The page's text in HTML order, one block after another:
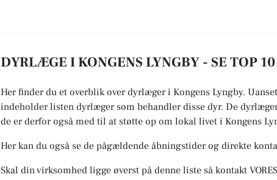
DYRLÆGE I KONGENS LYNGBY - SE TOP
Her finder du et overblik over dyrlæger i Kongens Lyngby.
indeholder listen dyrlæger som behandler disse dyr. De
de er derfor også med til at støtte op om lokal livet i Kongens
Her kan du også se de pågældende åbningstider og direkte
Skal din virksomhed ligge øverst på denne liste så kontakt